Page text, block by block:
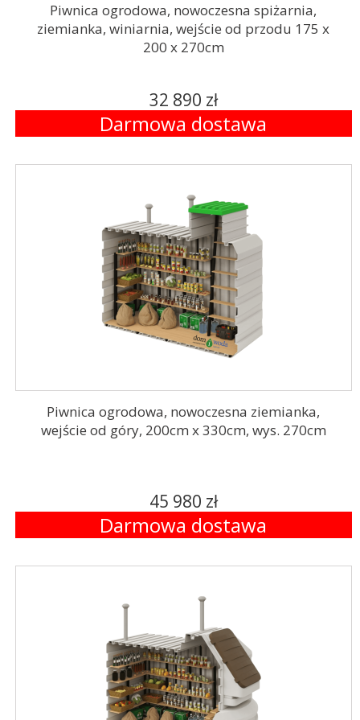
Piwnica ogrodowa, nowoczesna spiżarnia,
ziemianka, winiarnia, wejście od przodu 175 x
200 x 270cm
32 890 zł
Darmowa dostawa
Piwnica ogrodowa, nowoczesna ziemianka,
wejście od góry, 200cm x 330cm, wys. 270cm
45 980 zł
Darmowa dostawa